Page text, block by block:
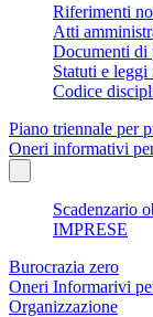
Riferimenti
Atti
Documenti di
Statuti e leggi
Codice
Piano triennale per
Oneri informativi
Scadenzario
IMPRESE
Burocrazia zero
Oneri Informarivi
Organizzazione